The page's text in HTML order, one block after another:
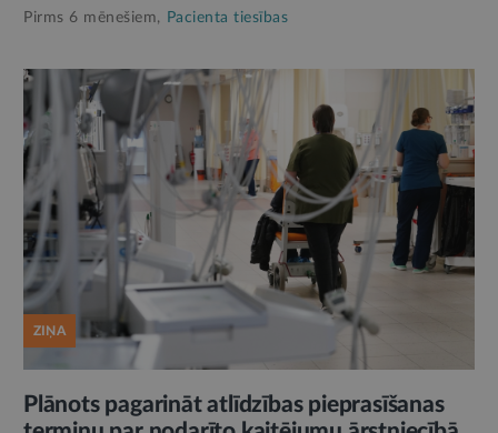
Pirms 6 mēnešiem, Pacienta tiesības
ZIŅA
Plānots pagarināt atlīdzības pieprasīšanas